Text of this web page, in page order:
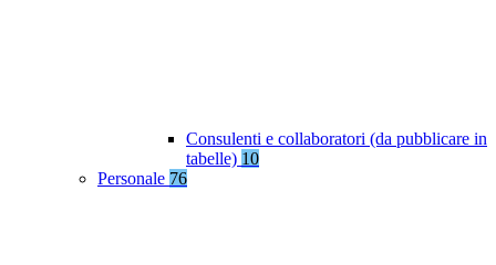
Consulenti e collaboratori (da pubblicare in
tabelle) 10
Personale 76